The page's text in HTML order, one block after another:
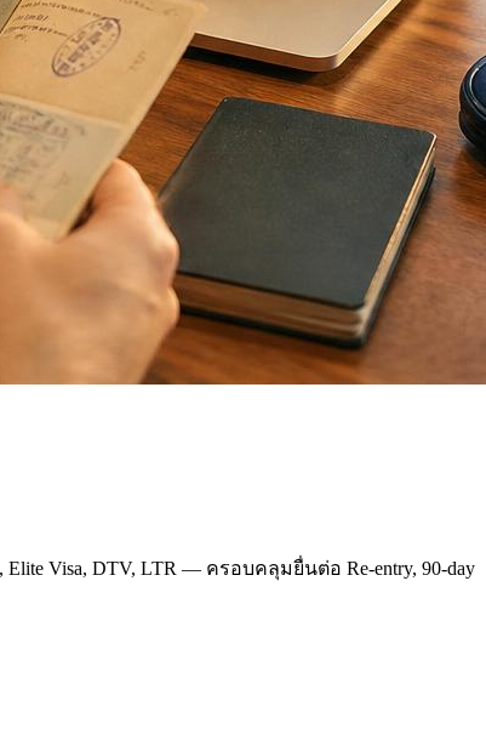
Visa, DTV, LTR — ครอบคลุมยื่นต่อ Re-entry, 90-day